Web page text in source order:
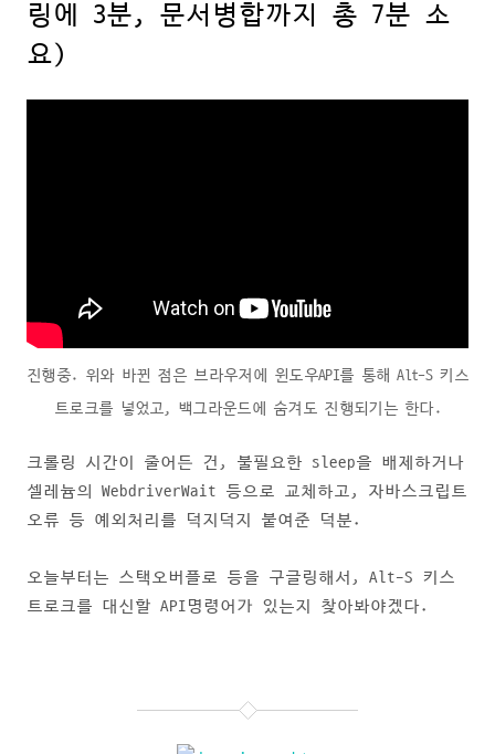
링에 3분, 문서병합까지 총 7분 소
요)
진행중. 위와 바뀐 점은 브라우저에 윈도우API를 통해 Alt-S 키스
트로크를 넣었고, 백그라운드에 숨겨도 진행되기는 한다.
크롤링 시간이 줄어든 건, 불필요한 sleep을 배제하거나
셀레늄의 WebdriverWait 등으로 교체하고, 자바스크립트
오류 등 예외처리를 덕지덕지 붙여준 덕분.
오늘부터는 스택오버플로 등을 구글링해서, Alt-S 키스
트로크를 대신할 API명령어가 있는지 찾아봐야겠다.